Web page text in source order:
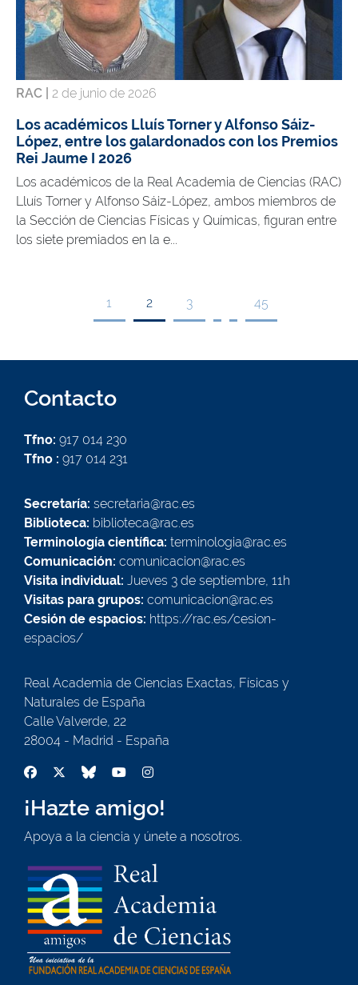
RAC | 2 de junio de 2026
Los académicos Lluís Torner y Alfonso Sáiz-
López, entre los galardonados con los Premios
Rei Jaume I 2026
Los académicos de la Real Academia de Ciencias (RAC)
Lluís Torner y Alfonso Sáiz-López, ambos miembros de
la Sección de Ciencias Físicas y Químicas, figuran entre
los siete premiados en la e...
1 2 3 45
Contacto
Tfno: 917 014 230
Tfno : 917 014 231
Secretaría: secretaria@rac.es
Biblioteca: biblioteca@rac.es
Terminología científica: terminologia@rac.es
Comunicación: comunicacion@rac.es
Visita individual: Jueves 3 de septiembre, 11h
Visitas para grupos: comunicacion@rac.es
Cesión de espacios: https://rac.es/cesion-
espacios/
Real Academia de Ciencias Exactas, Físicas y
Naturales de España
Calle Valverde, 22
28004 - Madrid - España
¡Hazte amigo!
Apoya a la ciencia y únete a nosotros.